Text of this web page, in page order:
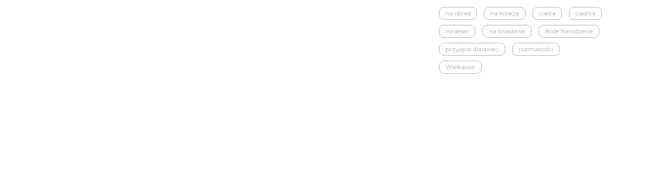
na obiad na kolację ciasta ciastka
na deser na śniadanie Boże Narodzenie
przyjęcie dla dzieci rozmaitości
Wielkanoc